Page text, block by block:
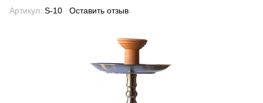
Артикул: S-10 Оставить отзыв